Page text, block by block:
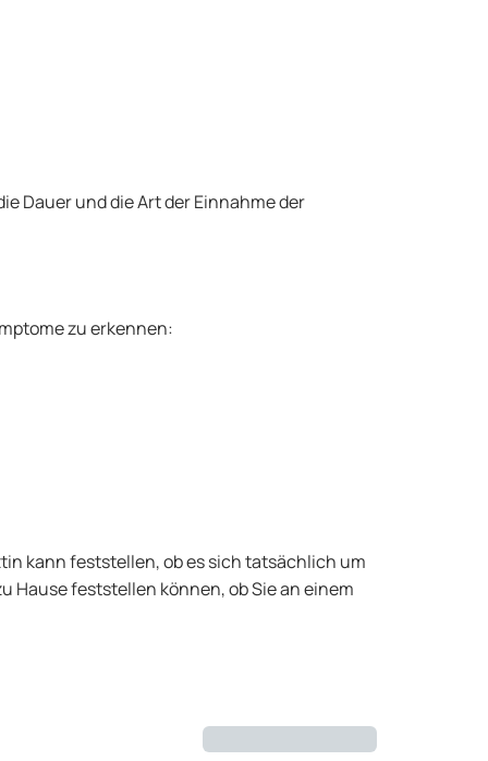
Dauer und die Art der Einnahme der
zu erkennen:
kann feststellen, ob es sich tatsächlich um
Hause feststellen können, ob Sie an einem